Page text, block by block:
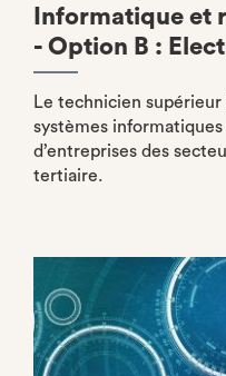
Informatique et
- Option B :
Le technicien
systèmes
d’entreprises des
tertiaire.